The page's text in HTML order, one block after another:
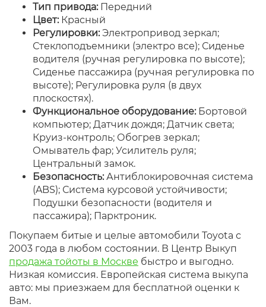
Тип привода:Передний
Цвет:Красный
Регулировки:Электропривод зеркал;
Стеклоподъемники (электро все); Сиденье
водителя (ручная регулировка по высоте);
Сиденье пассажира (ручная регулировка по
высоте); Регулировка руля (в двух
плоскостях).
Функциональное оборудование:Бортовой
компьютер; Датчик дождя; Датчик света;
Круиз-контроль; Обогрев зеркал;
Омыватель фар; Усилитель руля;
Центральный замок.
Безопасность:Антиблокировочная система
(ABS); Система курсовой устойчивости;
Подушки безопасности (водителя и
пассажира); Парктроник.
Покупаем битые и целые автомобили Toyota с
2003 года в любом состоянии. В Центр Выкуп
продажа тойоты в Москве быстро и выгодно.
Низкая комиссия. Европейская система выкупа
авто: мы приезжаем для бесплатной оценки к
Вам.